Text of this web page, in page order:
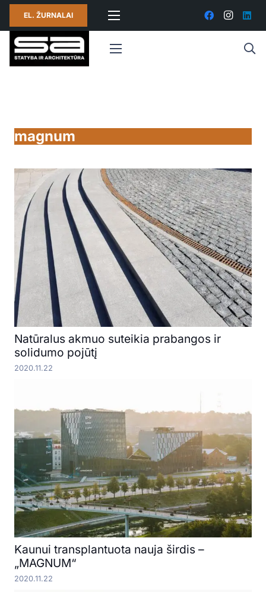
EL. ŽURNALAI
magnum
Natūralus akmuo suteikia prabangos ir
solidumo pojūtį
2020.11.22
Kaunui transplantuota nauja širdis –
„MAGNUM“
2020.11.22